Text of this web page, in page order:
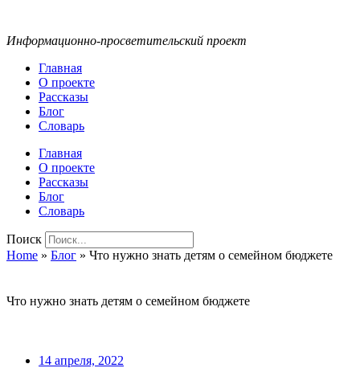
Информационно-просветительский проект
Главная
О проекте
Рассказы
Блог
Словарь
Главная
О проекте
Рассказы
Блог
Словарь
Поиск
Home » Блог » Что нужно знать детям о семейном бюджете
Что нужно знать детям о семейном бюджете
14 апреля, 2022